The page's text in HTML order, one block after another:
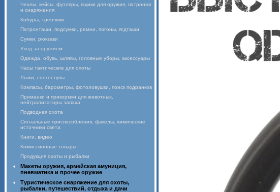
Чехлы, кейсы, футляры, ящики для оружия, патронов
и снаряжения
Кобуры, тренчики
Патронташи, подсумки, ремни, погоны, ягдташи
Сумки, рюкзаки
Уход за оружием
Одежда, обувь, шляпы, головные уборы, аксессуары
Часы тактические для охоты
Лыжи, снегоступы
Компасы, барометры, фотоловушки, поиск подранков
Приманки и прикормки для животных,
нейтрализаторы запаха
Подводная охота
Сигнальные приспособления, факелы, химические
источники света
Книги, видео
Комиссионные товары
Продукция охоты и рыбалки
Макеты оружия, армейская амуниция,
пневматика и прочее оружие
Туристическое снаряжение для охоты,
рыбалки, путешествий, отдыха и дачи